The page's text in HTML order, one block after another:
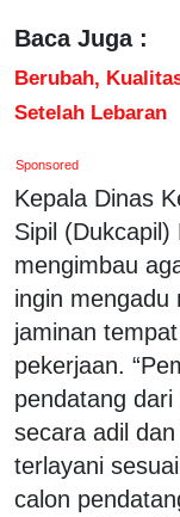
Baca Juga :
Berubah,
Setelah Lebaran
Sponsored
Kepala Dinas
Sipil (Dukcapil)
mengimbau
ingin mengadu
jaminan
pekerjaan.
pendatang
secara adil
terlayani
calon